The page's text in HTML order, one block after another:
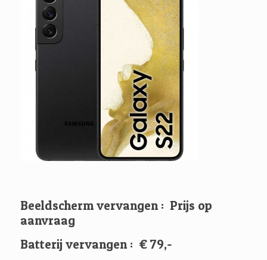
Beeldscherm vervangen : Prijs op
aanvraag
Batterij vervangen : € 79,-